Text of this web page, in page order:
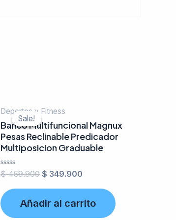
Sale!
Sale!
Deportes y Fitness
Banco Multifuncional Magnux
Pesas Reclinable Predicador
Multiposicion Graduable
Valorado
en
de
5
$459.900 $ 349.900
Añadir al carrito